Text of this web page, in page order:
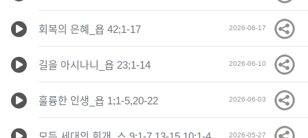
회복의 은혜_욥 42;1-17 2026-06-17
길을 아시나니_욥 23;1-14 2026-06-10
훌륭한 인생_욥 1;1-5,20-22 2026-06-03
2026-05-27